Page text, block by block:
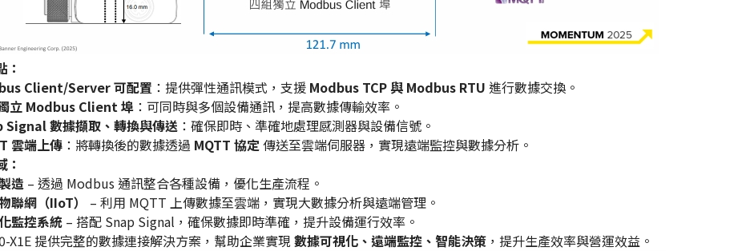
：
Client/Server 可配置 ：提供彈性通訊模式，支援 Modbus TCP 與 Modbus RTU 進行數據交換。
立 Modbus Client 埠 ：可同時與多個設備通訊，提高數據傳輸效率。
Signal 數據擷取、轉換與傳送 ：確保即時、準確地處理感測器與設備信號。
雲端上傳 ：將轉換後的數據透過 MQTT 協定傳送至雲端伺服器，實現遠端監控與數據分析。
：
造 – 透過 Modbus 通訊整合各種設備，優化生產流程。
聯網（IIoT）
– 利用 MQTT 上傳數據至雲端，實現大數據分析與遠端管理。
監控系統 – 搭配 Snap Signal，確保數據即時準確，提升設備運行效率。
X1E 提供完整的數據連接解決方案，幫助企業實現數據可視化、遠端監控、智能決策 ，提升生產效率與營運效益。